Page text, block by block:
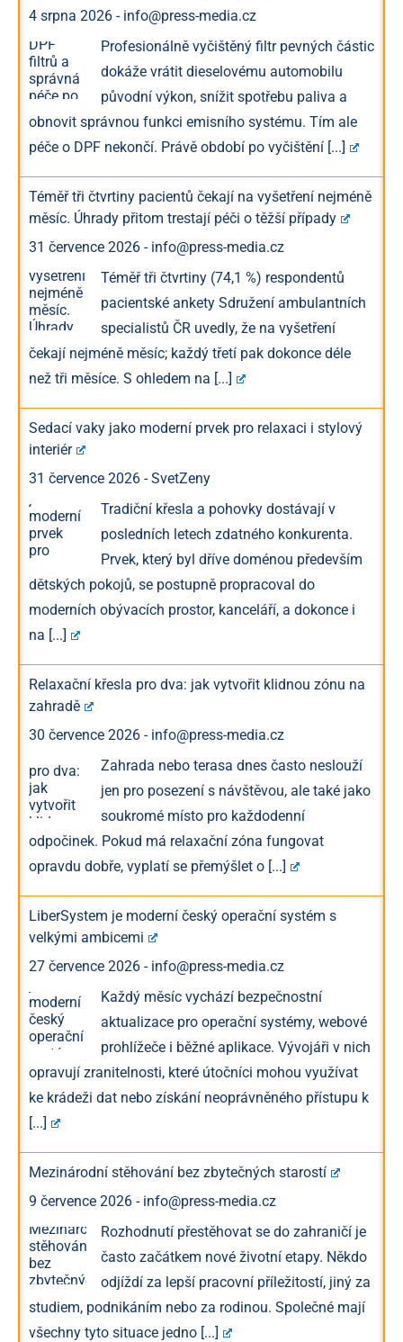
4 srpna 2026 - info@press-media.cz
Profesionálně vyčištěný filtr pevných částic
dokáže vrátit dieselovému automobilu
původní výkon, snížit spotřebu paliva a
obnovit správnou funkci emisního systému. Tím ale
péče o DPF nekončí. Právě období po vyčištění [...]
Téměř tři čtvrtiny pacientů čekají na vyšetření nejméně
měsíc. Úhrady přitom trestají péči o těžší případy
31 července 2026 - info@press-media.cz
Téměř tři čtvrtiny (74,1 %) respondentů
pacientské ankety Sdružení ambulantních
specialistů ČR uvedly, že na vyšetření
čekají nejméně měsíc; každý třetí pak dokonce déle
než tři měsíce. S ohledem na [...]
Sedací vaky jako moderní prvek pro relaxaci i stylový
interiér
31 července 2026 -SvetZeny
Tradiční křesla a pohovky dostávají v
posledních letech zdatného konkurenta.
Prvek, který byl dříve doménou především
dětských pokojů, se postupně propracoval do
moderních obývacích prostor, kanceláří, a dokonce i
na [...]
Relaxační křesla pro dva: jak vytvořit klidnou zónu na
zahradě
30 července 2026 - info@press-media.cz
Zahrada nebo terasa dnes často neslouží
jen pro posezení s návštěvou, ale také jako
soukromé místo pro každodenní
odpočinek. Pokud má relaxační zóna fungovat
opravdu dobře, vyplatí se přemýšlet o [...]
LiberSystem je moderní český operační systém s
velkými ambicemi
27 července 2026 - info@press-media.cz
Každý měsíc vychází bezpečnostní
aktualizace pro operační systémy, webové
prohlížeče i běžné aplikace. Vývojáři v nich
opravují zranitelnosti, které útočníci mohou využívat
ke krádeži dat nebo získání neoprávněného přístupu k
[...]
Mezinárodní stěhování bez zbytečných starostí
9 července 2026 - info@press-media.cz
Rozhodnutí přestěhovat se do zahraničí je
často začátkem nové životní etapy. Někdo
odjíždí za lepší pracovní příležitostí, jiný za
studiem, podnikáním nebo za rodinou. Společné mají
všechny tyto situace jedno [...]